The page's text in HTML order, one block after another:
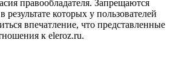
правообладателя. Запрещаются
которых у пользователей
впечатление, что представленные
к eleroz.ru.